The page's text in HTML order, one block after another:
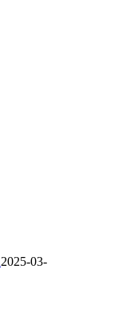
2025-03-